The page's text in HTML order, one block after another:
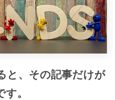
と、その記事だけが
。